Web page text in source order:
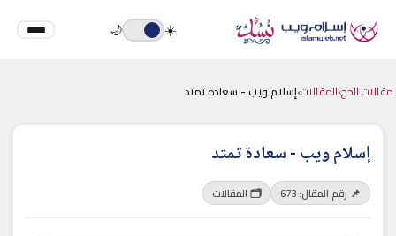
☀️
🌙
مقالات الحج›المقالات›إسلام ويب - سعادة تمتد
إسلام ويب - سعادة تمتد
📌 رقم المقال: 673 🗂 المقالات